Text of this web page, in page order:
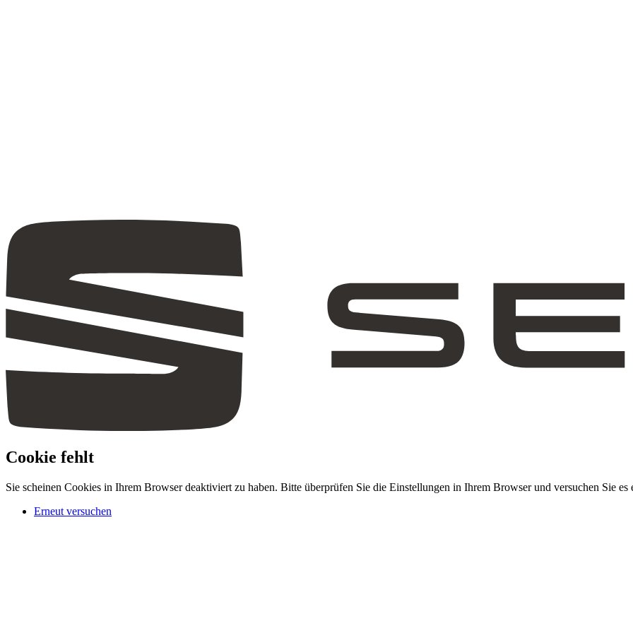
Cookie fehlt
Sie scheinen Cookies in Ihrem Browser deaktiviert zu haben. Bitte überprüfen Sie die Einstellungen in Ihrem Browser und versuchen Sie es
Erneut versuchen